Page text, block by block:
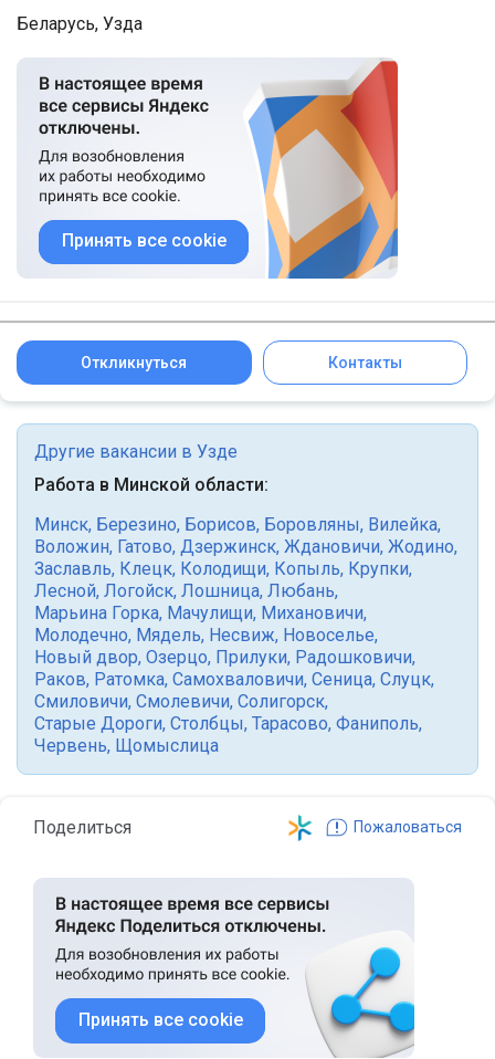
Беларусь, Узда
Принять все cookie
Откликнуться Контакты
Другие вакансии в Узде
Работа в Минской области:
Минск, Березино, Борисов, Боровляны, Вилейка,
Воложин, Гатово, Дзержинск, Ждановичи, Жодино,
Заславль, Клецк, Колодищи, Копыль, Крупки,
Лесной, Логойск, Лошница, Любань,
Марьина Горка, Мачулищи, Михановичи,
Молодечно, Мядель, Несвиж, Новоселье,
Новый двор, Озерцо, Прилуки, Радошковичи,
Раков, Ратомка, Самохваловичи, Сеница, Слуцк,
Смиловичи, Смолевичи, Солигорск,
Старые Дороги, Столбцы, Тарасово, Фаниполь,
Червень, Щомыслица
Поделиться Пожаловаться
Принять все cookie